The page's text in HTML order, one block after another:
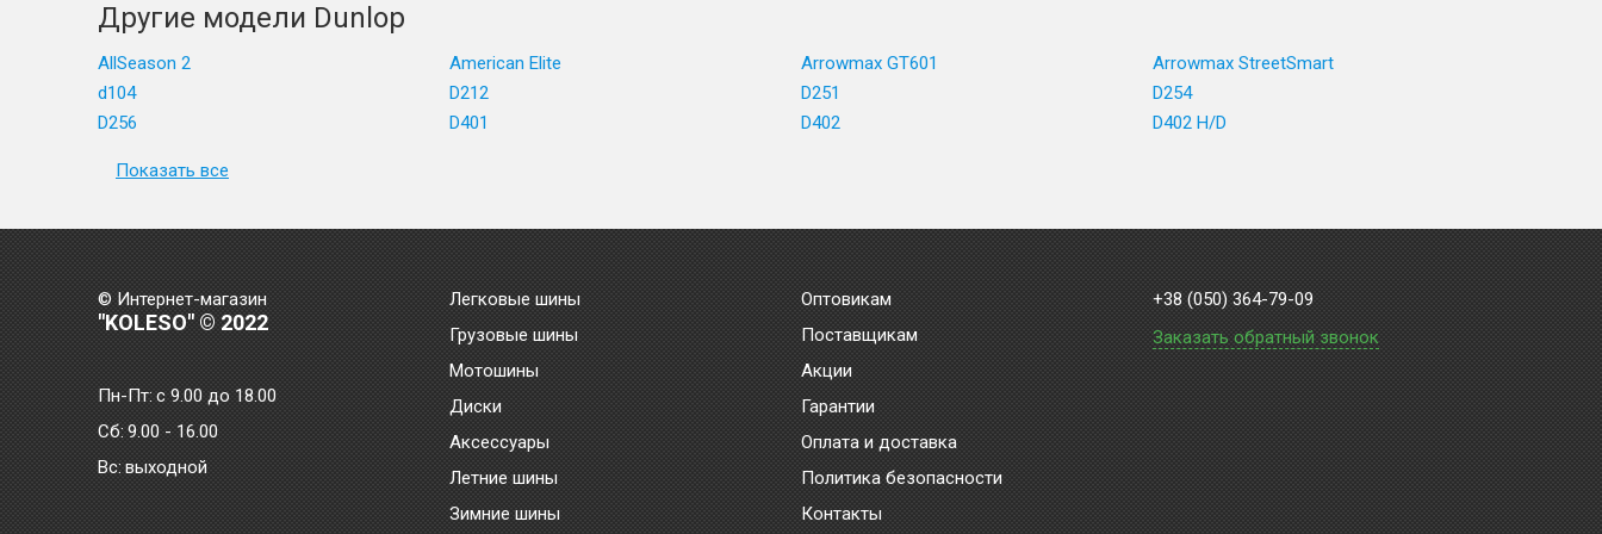
Другие модели Dunlop
AllSeason 2 American Elite Arrowmax GT601
Arrowmax StreetSmart
d104
D212 D251
D254
D256
D401 D402 D402 H/D
Показать все
© Интернет-магазин
"KOLESO" © 2022
Пн-Пт:с 9.00 до 18.00
Сб: 9.00 - 16.00
Bc: выходной
Легковые шины
Грузовые шины
Мотошины
Диски
Аксессуары
Летние шины
Зимние шины
Оптовикам
Поставщикам
Акции
Гарантии
Оплата и доставка
Политика безопасности
Контакты
+38 (050) 364-79-09
Заказать обратный звонок